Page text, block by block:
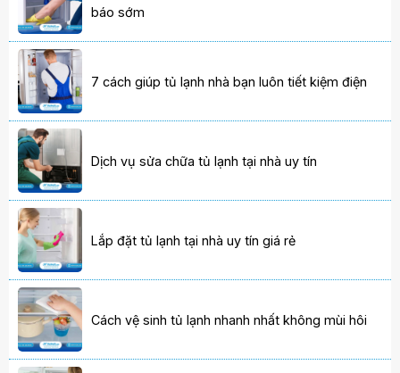
báo sớm
7 cách giúp tủ lạnh nhà bạn luôn tiết kiệm điện
Dịch vụ sửa chữa tủ lạnh tại nhà uy tín
Lắp đặt tủ lạnh tại nhà uy tín giá rẻ
Cách vệ sinh tủ lạnh nhanh nhất không mùi hôi